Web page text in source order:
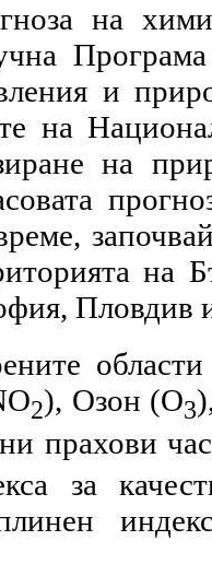
на
и
на
на
на
Пловдив
2), Озон (O3
прахови
за